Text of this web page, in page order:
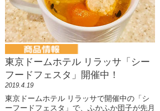
東京ドームホテル リラッサ「シー
フードフェスタ」開催中！
2019.4.19
東京ドームホテル リラッサで開催中の「シ
ーフードフェスタ」で、ふかふか団子が先月